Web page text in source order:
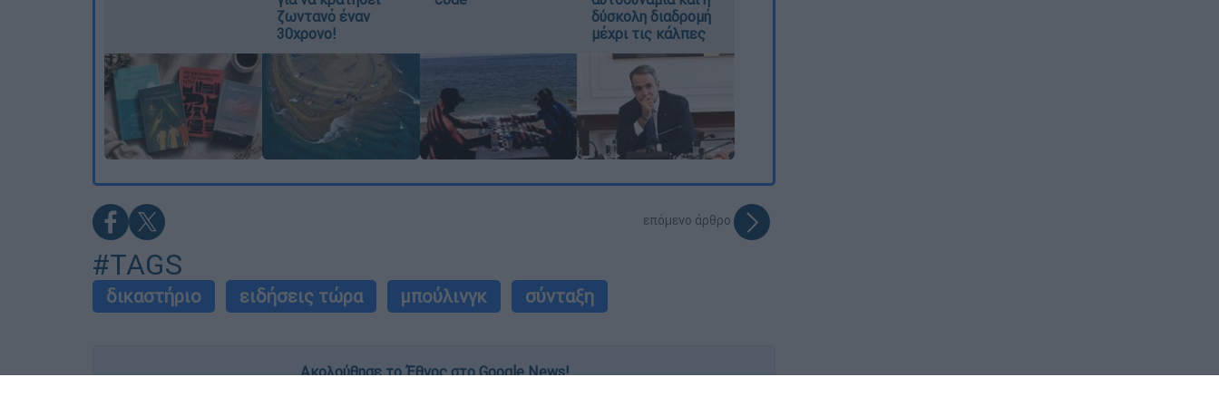
ζωντανό έναν
30χρονο!
δύσκολη διαδρομή
μέχρι τις κάλπες
επόμενο άρθρο
#TAGS
δικαστήριο ειδήσεις τώρα μπούλινγκ σύνταξη
Ακολούθησε το Έθνος στο Google News!